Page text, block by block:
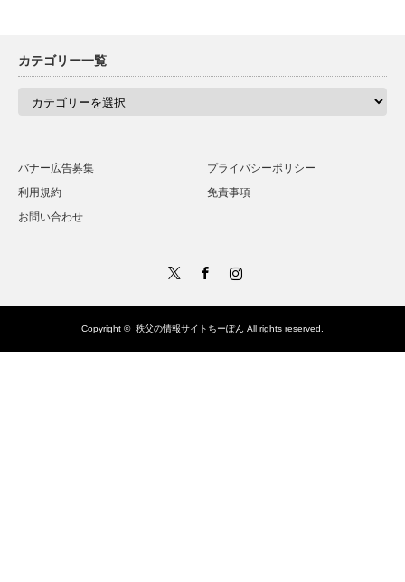
カテゴリー一覧
覧バナー広告募集
プライバシーポリシー
利用規約
免責事項
お問い合わせ
Instagram
Copyright © 秩父の情報サイトちーぽん All rights reserved.